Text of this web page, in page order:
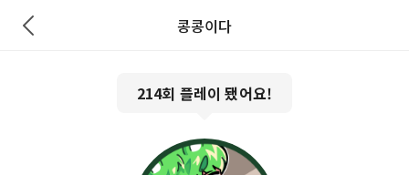
콩콩이다
214회 플레이 됐어요!